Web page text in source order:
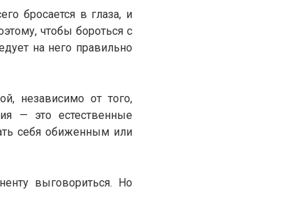
бросается в глаза, и
чтобы бороться с
на него правильно
независимо от того,
— это естественные
себя обиженным или
выговориться. Но